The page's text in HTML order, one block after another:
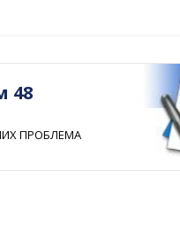
48
ПРОБЛЕМА